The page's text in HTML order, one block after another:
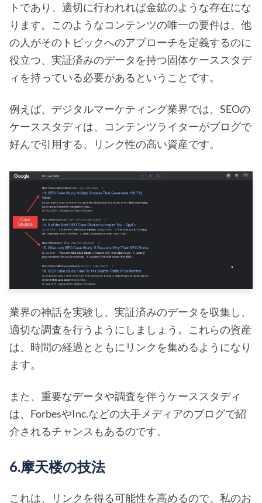
トであり、適切に行われれば金鉱のような存在にな
ります。このようなコンテンツの唯一の要件は、他
の人がそのトピックへのアプローチを定義するのに
役立つ、実証済みのデータを持つ固体ケーススタデ
ィを持っている必要があるということです。
例えば、デジタルマーケティング業界では、SEOの
ケーススタディは、コンテンツライターがブログで
好んで引用する、リンク性の高い資産です。
業界の神話を実験し、実証済みのデータを収集し、
適切な調査を行うようにしましょう。これらの資産
は、時間の経過とともにリンクを集めるようになり
ます。
また、重要なデータや調査を伴うケーススタディ
は、ForbesやInc.などの大手メディアのブログで紹
介されるチャンスもあるのです。
6.摩天楼の技法
これは、リンクを得る可能性を高めるので、私のお